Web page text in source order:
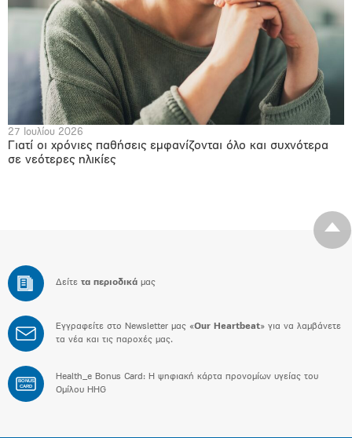
27 Ιουλίου 2026
Γιατί οι χρόνιες παθήσεις εμφανίζονται όλο και συχνότερα
σε νεότερες ηλικίες
Δείτε τα περιοδικά μας
Εγγραφείτε στο Newsletter μας «Our Heartbeat» για να λαμβάνετε
τα νέα και τις παροχές μας.
BONUS
CARD
Health_e Bonus Card: H ψηφιακή κάρτα προνομίων υγείας του
Ομίλου HHG